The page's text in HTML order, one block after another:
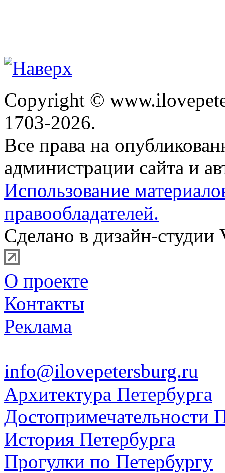
Copyright ©
1703-2026.
Все права на
администрации сайта и
Использование
правообладателей.
Сделано в дизайн-студии
О проекте
Контакты
Реклама
info@ilovepetersburg.ru
Архитектура Петербурга
Достопримечательности
История Петербурга
Прогулки по Петербургу